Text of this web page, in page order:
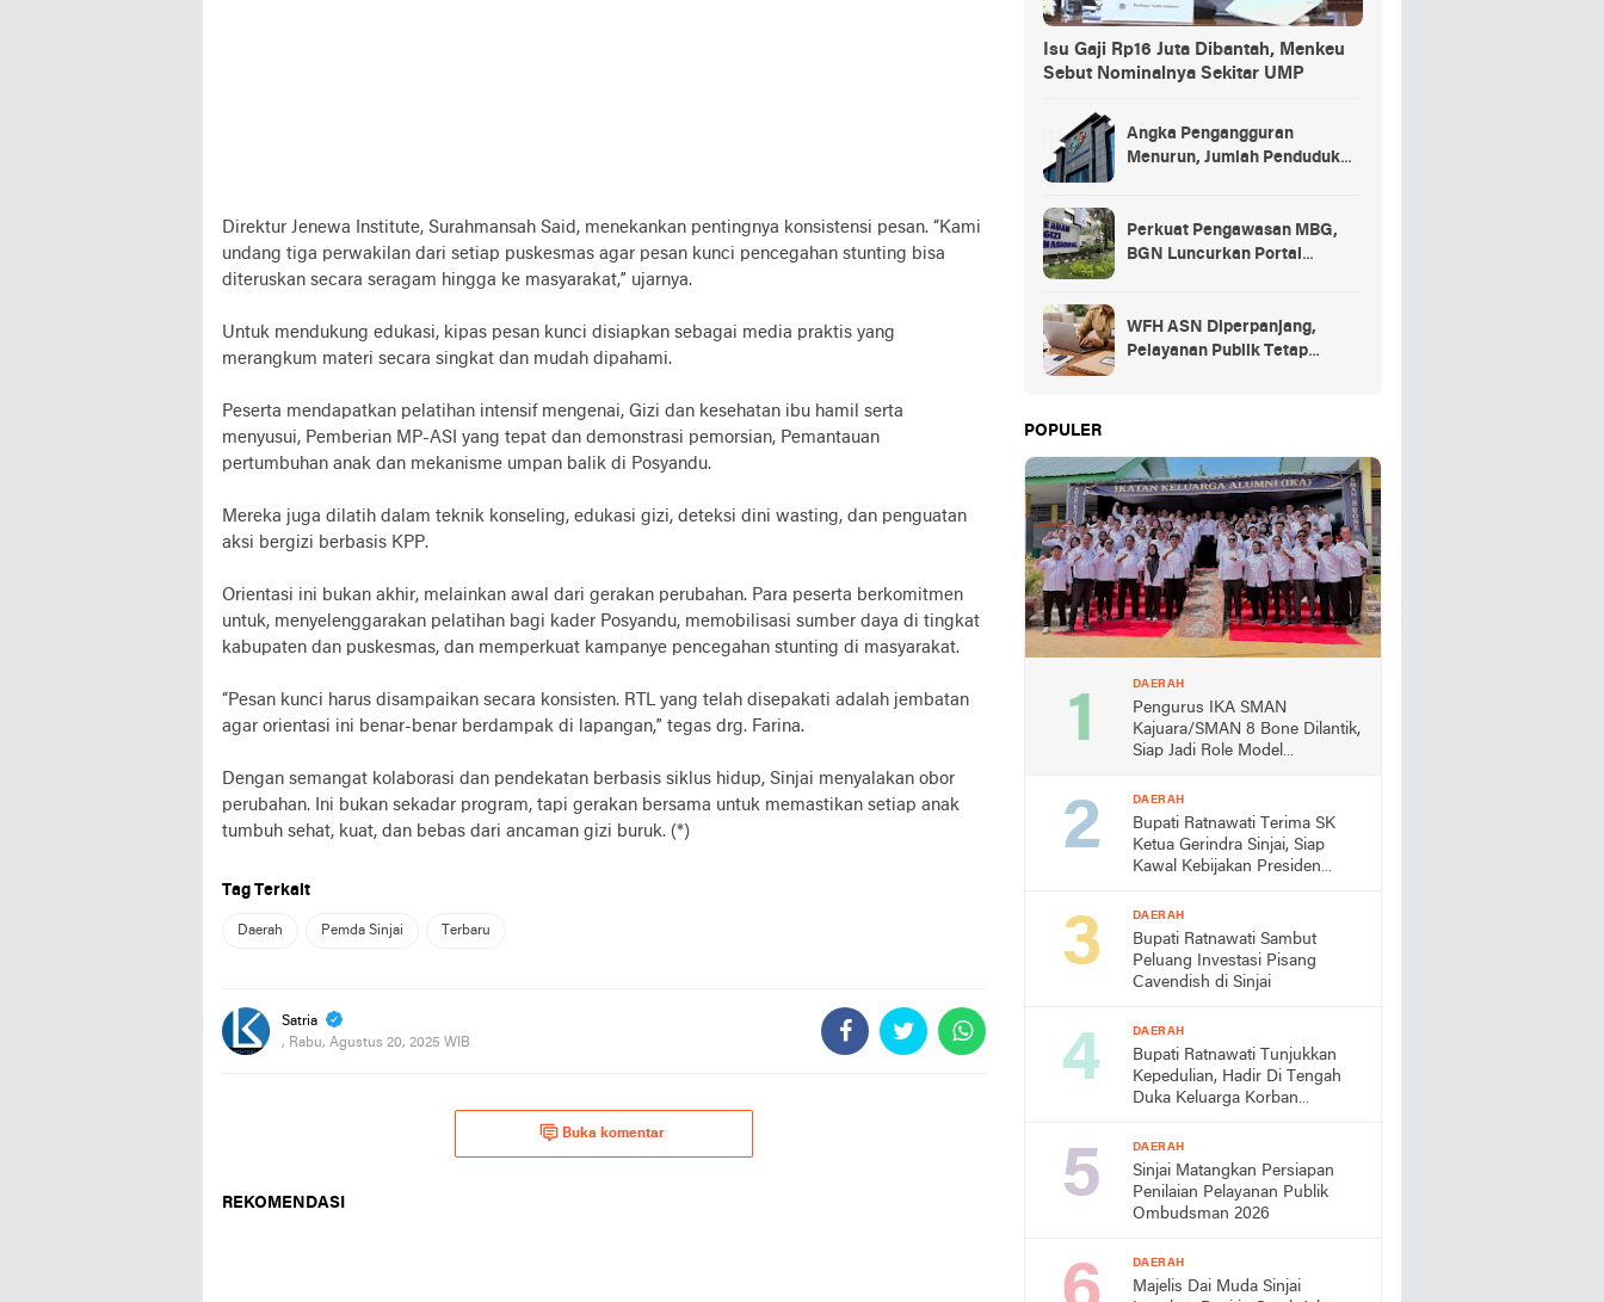
Direktur Jenewa Institute, Surahmansah Said, menekankan pentingnya konsistensi pesan. “Kami
undang tiga perwakilan dari setiap puskesmas agar pesan kunci pencegahan stunting bisa
diteruskan secara seragam hingga ke masyarakat,” ujarnya.
Untuk mendukung edukasi, kipas pesan kunci disiapkan sebagai media praktis yang
merangkum materi secara singkat dan mudah dipahami.
Peserta mendapatkan pelatihan intensif mengenai, Gizi dan kesehatan ibu hamil serta
menyusui, Pemberian MP-ASI yang tepat dan demonstrasi pemorsian, Pemantauan
pertumbuhan anak dan mekanisme umpan balik di Posyandu.
Mereka juga dilatih dalam teknik konseling, edukasi gizi, deteksi dini wasting, dan penguatan
aksi bergizi berbasis KPP.
Orientasi ini bukan akhir, melainkan awal dari gerakan perubahan. Para peserta berkomitmen
untuk, menyelenggarakan pelatihan bagi kader Posyandu, memobilisasi sumber daya di tingkat
kabupaten dan puskesmas, dan memperkuat kampanye pencegahan stunting di masyarakat.
“Pesan kunci harus disampaikan secara konsisten. RTL yang telah disepakati adalah jembatan
agar orientasi ini benar-benar berdampak di lapangan,” tegas drg. Farina.
Dengan semangat kolaborasi dan pendekatan berbasis siklus hidup, Sinjai menyalakan obor
perubahan. Ini bukan sekadar program, tapi gerakan bersama untuk memastikan setiap anak
tumbuh sehat, kuat, dan bebas dari ancaman gizi buruk. (*)
Tag Terkait
Daerah Pemda Sinjai Terbaru
Satria
, Rabu, Agustus 20, 2025 WIB
Buka komentar
REKOMENDASI
Isu Gaji Rp16 Juta Dibantah, Menkeu
Sebut Nominalnya Sekitar UMP
Angka Pengangguran
Menurun, Jumlah Penduduk
Perkuat Pengawasan MBG,
BGN Luncurkan Portal
WFH ASN Diperpanjang,
Pelayanan Publik Tetap
POPULER
DAERAH
Pengurus IKA SMAN
Kajuara/SMAN 8 Bone Dilantik,
Siap Jadi Role Model
DAERAH
Bupati Ratnawati Terima SK
Ketua Gerindra Sinjai, Siap
Kawal Kebijakan Presiden
DAERAH
Bupati Ratnawati Sambut
Peluang Investasi Pisang
Cavendish di Sinjai
DAERAH
Bupati Ratnawati Tunjukkan
Kepedulian, Hadir Di Tengah
Duka Keluarga Korban
DAERAH
Sinjai Matangkan Persiapan
Penilaian Pelayanan Publik
Ombudsman 2026
DAERAH
Majelis Dai Muda Sinjai